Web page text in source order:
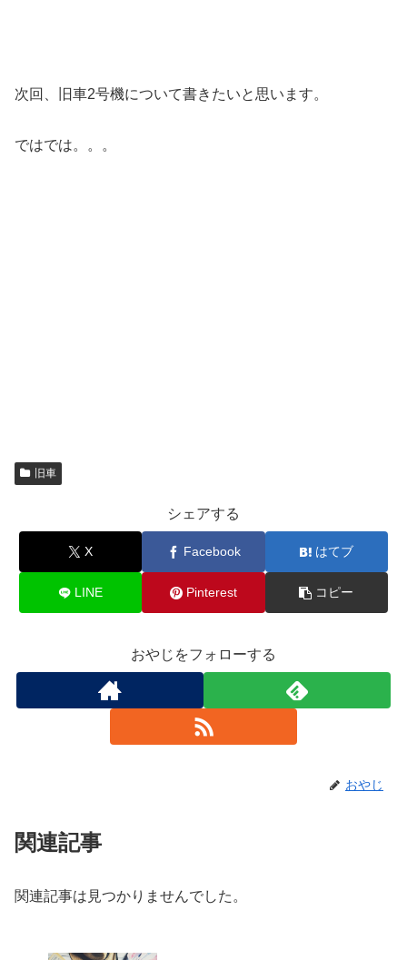
次回、旧車2号機について書きたいと思います。
ではでは。。。
旧車
シェアする
X Facebook はてブ
LINE Pinterest コピー
おやじをフォローする
おやじ
関連記事
関連記事は見つかりませんでした。